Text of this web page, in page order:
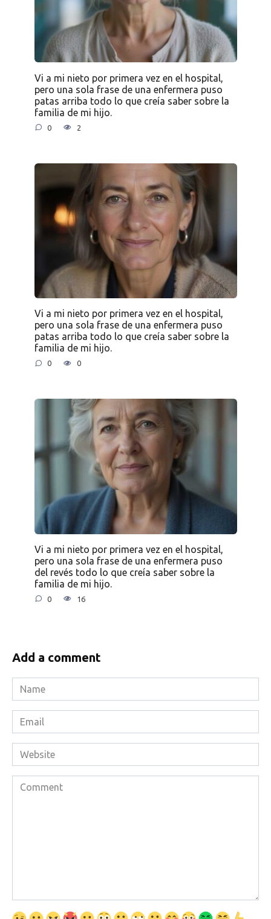
Vi a mi nieto por primera vez en el hospital,
pero una sola frase de una enfermera puso
patas arriba todo lo que creía saber sobre la
familia de mi hijo.
0 2
Vi a mi nieto por primera vez en el hospital,
pero una sola frase de una enfermera puso
patas arriba todo lo que creía saber sobre la
familia de mi hijo.
0 0
Vi a mi nieto por primera vez en el hospital,
pero una sola frase de una enfermera puso
del revés todo lo que creía saber sobre la
familia de mi hijo.
0 16
Add a comment
Name
*
Email
*
Website
Comment